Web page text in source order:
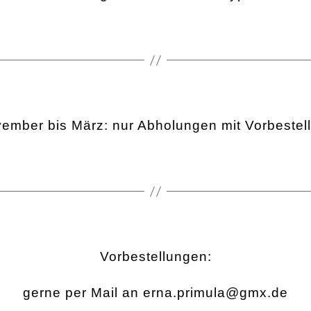
bis März: nur Abholungen mit
Vorbestellungen:
gerne per Mail an erna.primula@gmx.de